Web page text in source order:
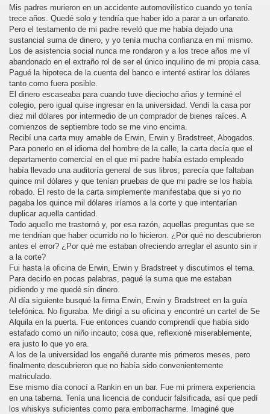
Mis padres murieron en un accidente automovilístico cuando yo tenía
trece años. Quedé solo y tendría que haber ido a parar a un orfanato.
Pero el testamento de mi padre reveló que me había dejado una
sustancial suma de dinero, y yo tenía mucha confianza en mí mismo.
Los de asistencia social nunca me rondaron y a los trece años me ví
abandonado en el extraño rol de ser el único inquilino de mi propia casa.
Pagué la hipoteca de la cuenta del banco e intenté estirar los dólares
tanto como fuera posible.
El dinero escaseaba para cuando tuve dieciocho años y terminé el
colegio, pero igual quise ingresar en la universidad. Vendí la casa por
diez mil dólares por intermedio de un comprador de bienes raíces. A
comienzos de septiembre todo se me vino encima.
Recibí una carta muy amable de Erwin, Erwin y Bradstreet, Abogados.
Para ponerlo en el idioma del hombre de la calle, la carta decía que el
departamento comercial en el que mi padre había estado empleado
había llevado una auditoría general de sus libros; parecía que faltaban
quince mil dólares y que tenían pruebas de que mi padre se los había
robado. El resto de la carta simplemente manifestaba que si yo no
pagaba los quince mil dólares iríamos a la corte y que intentarían
duplicar aquella cantidad.
Todo aquello me trastornó y, por esa razón, aquellas preguntas que se
me tendrían que haber ocurrido no lo hicieron. ¿Por qué no descubrieron
antes el error? ¿Por qué me estaban ofreciendo arreglar el asunto sin ir
a la corte?
Fui hasta la oficina de Erwin, Erwin y Bradstreet y discutimos el tema.
Para decirlo en pocas palabras, pagué la suma que me estaban
pidiendo y me quedé sin dinero.
Al día siguiente busqué la firma Erwin, Erwin y Bradstreet en la guía
telefónica. No figuraba. Me dirigí a su oficina y encontré un cartel de Se
Alquila en la puerta. Fue entonces cuando comprendí que había sido
estafado como un niño incauto; cosa que, reflexioné miserablemente,
era justo lo que yo era.
A los de la universidad los engañé durante mis primeros meses, pero
finalmente descubrieron que no había sido convenientemente
matriculado.
Ese mismo día conocí a Rankin en un bar. Fue mi primera experiencia
en una taberna. Tenía una licencia de conducir falsificada, así que pedí
los whiskys suficientes como para emborracharme. Imaginé que